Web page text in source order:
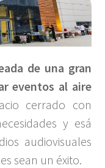
de una gran
eventos al aire
cerrado con
y esá
audiovisuales
sean un éxito.